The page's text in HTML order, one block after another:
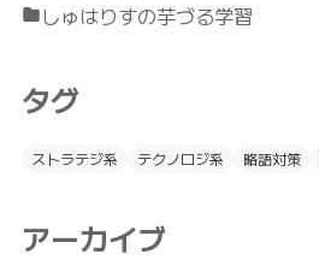
しゅはりすの芋づる学習
タグ
ストラテジ系 テクノロジ系 略語対策
アーカイブ